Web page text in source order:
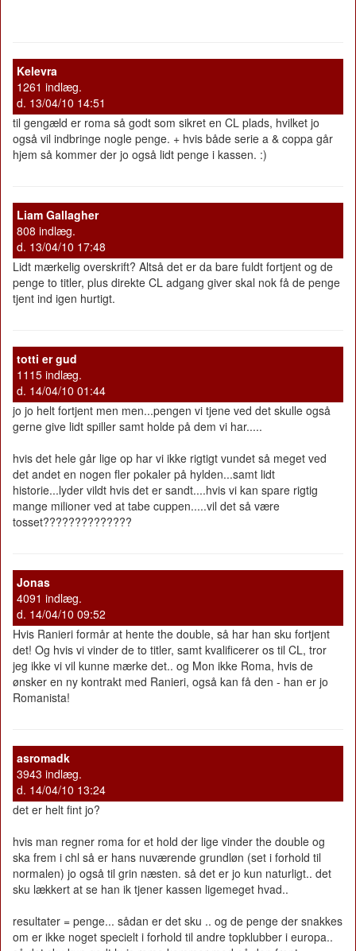
Kelevra
1261 indlæg.
d. 13/04/10 14:51
til gengæld er roma så godt som sikret en CL plads, hvilket jo
også vil indbringe nogle penge. + hvis både serie a & coppa går
hjem så kommer der jo også lidt penge i kassen. :)
Liam Gallagher
808 indlæg.
d. 13/04/10 17:48
Lidt mærkelig overskrift? Altså det er da bare fuldt fortjent og de
penge to titler, plus direkte CL adgang giver skal nok få de penge
tjent ind igen hurtigt.
totti er gud
1115 indlæg.
d. 14/04/10 01:44
jo jo helt fortjent men men...pengen vi tjene ved det skulle også
gerne give lidt spiller samt holde på dem vi har.....
hvis det hele går lige op har vi ikke rigtigt vundet så meget ved
det andet en nogen fler pokaler på hylden...samt lidt
historie...lyder vildt hvis det er sandt....hvis vi kan spare rigtig
mange milioner ved at tabe cuppen.....vil det så være
tosset??????????????
Jonas
4091 indlæg.
d. 14/04/10 09:52
Hvis Ranieri formår at hente the double, så har han sku fortjent
det! Og hvis vi vinder de to titler, samt kvalificerer os til CL, tror
jeg ikke vi vil kunne mærke det.. og Mon ikke Roma, hvis de
ønsker en ny kontrakt med Ranieri, også kan få den - han er jo
Romanista!
asromadk
3943 indlæg.
d. 14/04/10 13:24
det er helt fint jo?
hvis man regner roma for et hold der lige vinder the double og
ska frem i chl så er hans nuværende grundløn (set i forhold til
normalen) jo også til grin næsten. så det er jo kun naturligt.. det
sku lækkert at se han ik tjener kassen ligemeget hvad..
resultater = penge... sådan er det sku .. og de penge der snakkes
om er ikke noget specielt i forhold til andre topklubber i europa..